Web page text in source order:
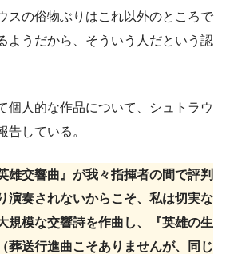
スの俗物ぶりはこれ以外のところで
ようだから、そういう人だという認
個人的な作品について、シュトラウ
告している。
雄交響曲』が我々指揮者の間で評判
演奏されないからこそ、私は切実な
規模な交響詩を作曲し、『英雄の生
葬送行進曲こそありませんが、同じ